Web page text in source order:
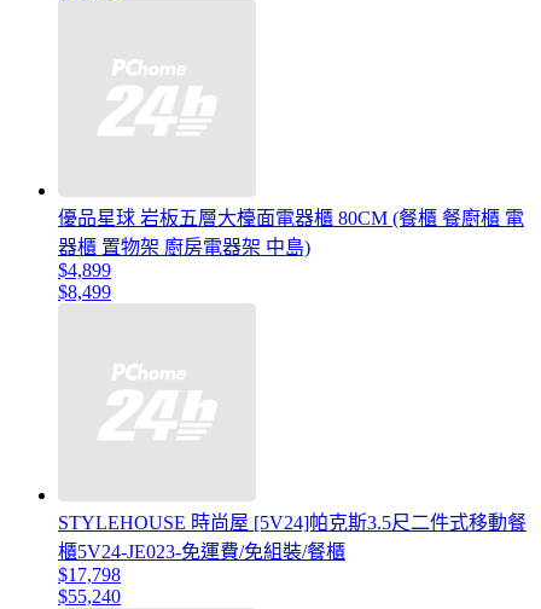
優品星球 岩板五層大檯面電器櫃 80CM (餐櫃 餐廚櫃 電
器櫃 置物架 廚房電器架 中島)
$4,899
$8,499
STYLEHOUSE 時尚屋 [5V24]帕克斯3.5尺二件式移動餐
櫃5V24-JE023-免運費/免組裝/餐櫃
$17,798
$55,240